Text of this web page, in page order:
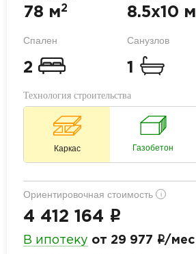
78 м2 8.5x10 м
Спален
2
Санузлов
1
Технология строительства
Каркас Газобетон
Ориентировочная стоимость i
4 412 164 i
В ипотеку от 29 977 i/мес